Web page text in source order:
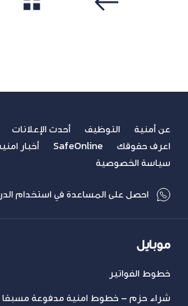
عن أمنية التوظيف أحدث الإعلانات
اعرف حقوقك
SafeOnline أخبار
سياسة الخصوصية
احصل على المساعدة في استخدام
موبايل
خطوط الفواتير
شراء حزم – خطوط امنية مدفوعة مسبقا